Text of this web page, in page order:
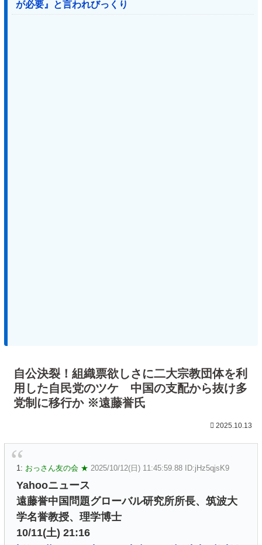
が必要』と言われびっくり
自公決裂！組織票欲しさに二大宗教団体を利
用した自民党のツケ 中国の支配から抜け多
党制に移行か ※遠藤誉氏
2025.10.13
1: おっさん友の会 ★ 2025/10/12(日) 11:45:59.88 ID:jHz5qjsK9
Yahooニュース
遠藤誉中国問題グローバル研究所所長、筑波大
学名誉教授、理学博士
10/11(土) 21:16